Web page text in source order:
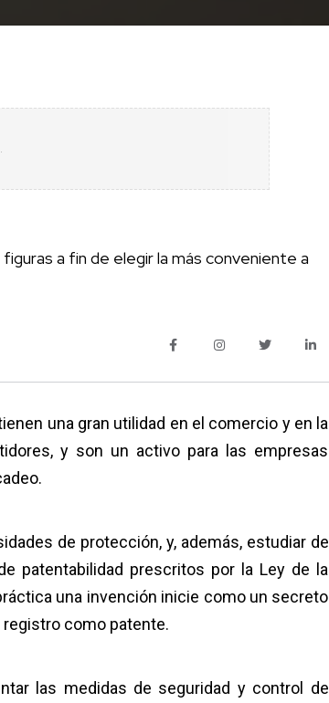
a fin de elegir la más conveniente a
una gran utilidad en el comercio y en la
y son un activo para las empresas
de protección, y, además, estudiar de
patentabilidad prescritos por la Ley de la
una invención inicie como un secreto
registro como patente.
las medidas de seguridad y control de